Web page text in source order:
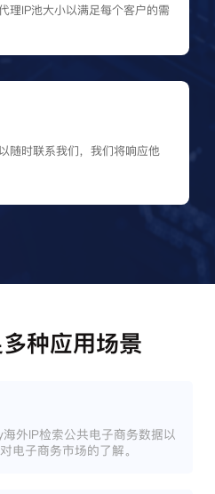
理IP池大小以满足每个客户的需
随时联系我们，我们将响应他
种应用场景
外IP检索公共电子商务数据以
电子商务市场的了解。